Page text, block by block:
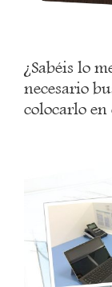
¿Sabéis lo
necesario
colocarlo